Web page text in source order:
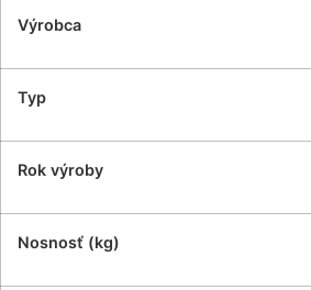
Výrobca
Typ
Rok výroby
Nosnosť (kg)